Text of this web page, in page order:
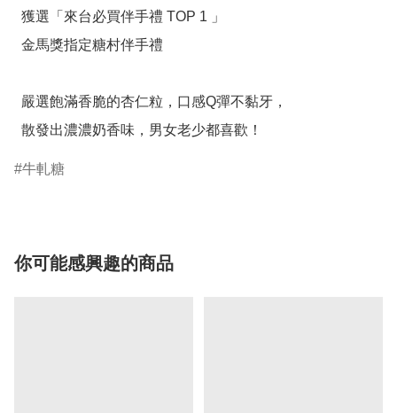
  散發出濃濃奶香味，男女老少都喜歡！
牛軋糖
你可能感興趣的商品